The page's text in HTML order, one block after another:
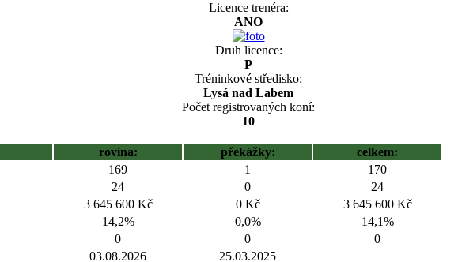
Licence trenéra:
ANO
Druh licence:
P
Tréninkové středisko:
Lysá nad Labem
Počet registrovaných koní:
10
rovina: překážky:
celkem:
169 1
170
24 0
24
3 645 600 Kč 0 Kč
3 645 600 Kč
14,2% 0,0%
14,1%
0 0
0
03.08.2026 25.03.2025